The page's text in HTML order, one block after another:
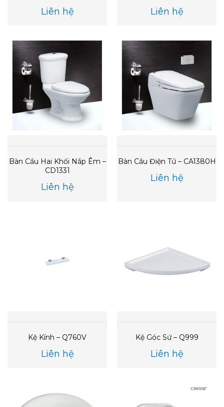
Liên hệ Liên hệ
Bàn Cầu Hai Khối Nắp Êm –
CD1331
Liên hệ
Bàn Cầu Điện Tử – CA1380H
Liên hệ
Kệ Kính – Q760V
Liên hệ
Kệ Góc Sứ – Q999
Liên hệ